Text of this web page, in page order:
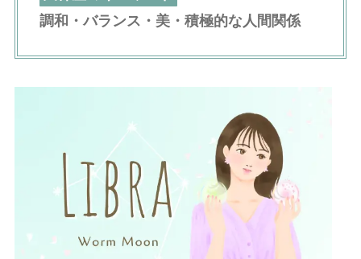
調和・バランス・美・積極的な人間関係